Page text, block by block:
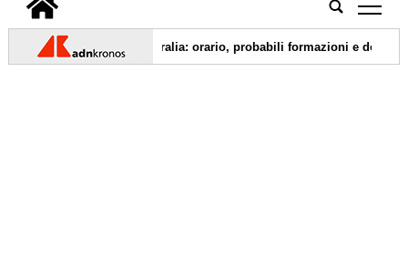
tap
oggi amichevole in Australia: orario, probabili formazioni e dove